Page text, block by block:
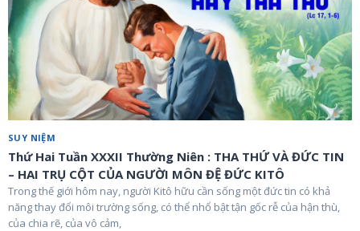
SUY NIỆM
Thứ Hai Tuần XXXII Thường Niên : THA THỨ VÀ ĐỨC TIN
– HAI TRỤ CỘT CỦA NGƯỜI MÔN ĐỆ ĐỨC KITÔ
Trong thế giới hôm nay, người Kitô hữu cần sống một đức tin có khả
năng thay đổi môi trường sống, có thể nhổ bật tận gốc rễ của hận thù,
của chia rẽ, của vô cảm,